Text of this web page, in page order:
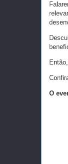
O